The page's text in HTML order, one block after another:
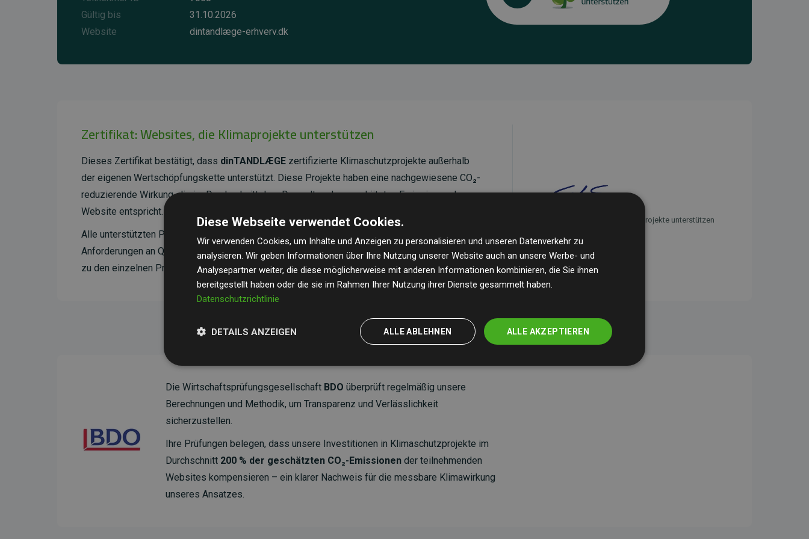
Gültig bis
31.10.2026
Website
dintandlæge-erhverv.dk
Zertifikat: Websites, die Klimaprojekte unterstützen
Dieses Zertifikat bestätigt, dass dinTANDLÆGE zertifizierte Klimaschutzprojekte außerhalb
der eigenen Wertschöpfungskette unterstützt. Diese Projekte haben eine nachgewiesene CO₂-
reduzierende Wirkung, die im Durchschnitt dem Doppelten der geschätzten Emissionen der
Website entspricht.
Alle unterstützten Projekte werden durch
Anforderungen an Qualität, tatsächliche Klimawirkung und Transparenz. Weitere Informationen
zu den einzelnen Projekten findenSie hier.
Initiative Websites, die Klimaprojekte unterstützen
Die Wirtschaftsprüfungsgesellschaft BDO überprüft regelmäßig unsere
Berechnungen und Methodik, um Transparenz und Verlässlichkeit
sicherzustellen.
Ihre Prüfungen belegen, dass unsere Investitionen in Klimaschutzprojekte im
Durchschnitt 200 % der geschätzten CO₂-Emissionen der teilnehmenden
Websites kompensieren – ein klarer Nachweis für die messbare Klimawirkung
unseres Ansatzes.
Diese Webseite verwendet Cookies.
Wir verwenden Cookies, um Inhalte und Anzeigen zu personalisieren und unseren Datenverkehr zu
analysieren. Wir geben Informationen über Ihre Nutzung unserer Website auch an unsere Werbe- und
Analysepartner weiter, die diese möglicherweise mit anderen Informationen kombinieren, die Sie ihnen
bereitgestellt haben oder die sie im Rahmen Ihrer Nutzung ihrer Dienste gesammelt haben.
Datenschutzrichtlinie
ALLE AKZEPTIEREN
ALLE ABLEHNEN
DETAILS ANZEIGEN